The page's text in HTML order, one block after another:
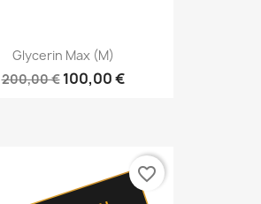
Glycerin Max (M)
200,00 € 100,00 €
favorite_border